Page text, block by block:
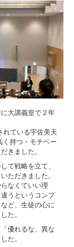
大講義室で２年
れている宇佐美天
持つ・モチベー
きました。
て戦略を立て、
ただきました。
なくていい理
うというコンプ
ど、生徒の心に
た。
優れるな、異な
た。